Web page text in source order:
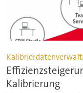
Kalibrierung